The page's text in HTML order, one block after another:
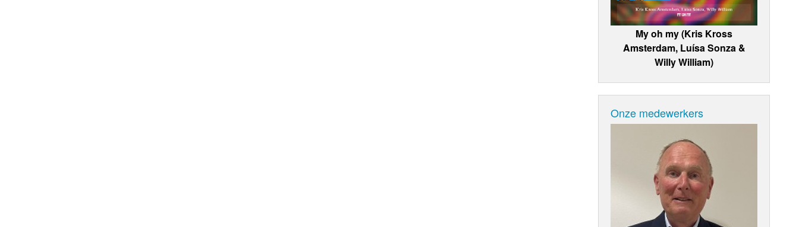
My oh my (Kris Kross
Amsterdam, Luísa Sonza &
Willy William)
Onze medewerkers